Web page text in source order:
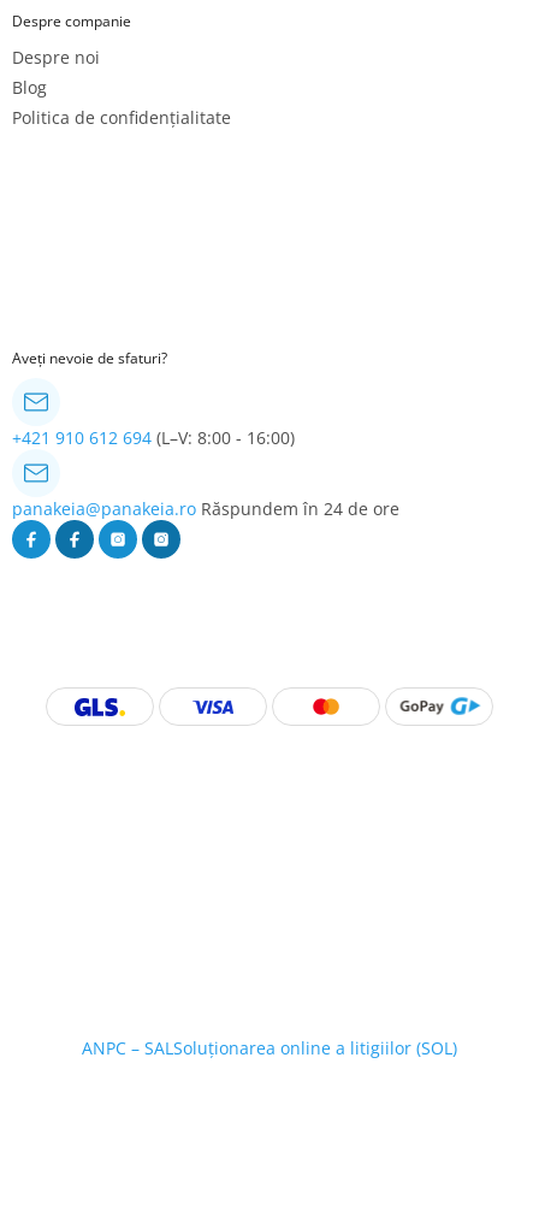
Despre companie
Despre noi
Blog
Politica de confidențialitate
Aveți nevoie de sfaturi?
+421 910 612 694 (L–V: 8:00 - 16:00)
panakeia@panakeia.ro Răspundem în 24 de ore
ANPC – SAL Soluționarea online a litigiilor (SOL)